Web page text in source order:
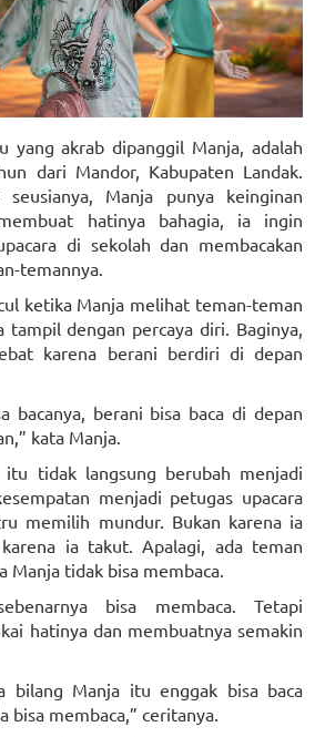
yang akrab dipanggil Manja, adalah
dari Mandor, Kabupaten Landak.
seusianya, Manja punya keinginan
hatinya bahagia, ia ingin
di sekolah dan membacakan
temannya.
ketika Manja melihat teman-teman
tampil dengan percaya diri. Baginya,
karena berani berdiri di depan
bacanya, berani bisa baca di depan
kata Manja.
itu tidak langsung berubah menjadi
menjadi petugas upacara
memilih mundur. Bukan karena ia
ia takut. Apalagi, ada teman
Manja tidak bisa membaca.
bisa membaca. Tetapi
hatinya dan membuatnya semakin
bilang Manja itu enggak bisa baca
bisa membaca,” ceritanya.